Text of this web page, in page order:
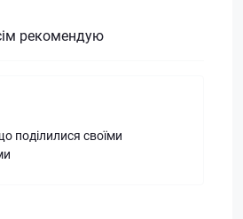
рекомендую
поділилися своїми